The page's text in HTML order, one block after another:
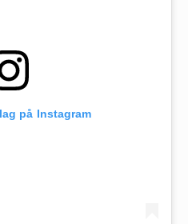
på Instagram